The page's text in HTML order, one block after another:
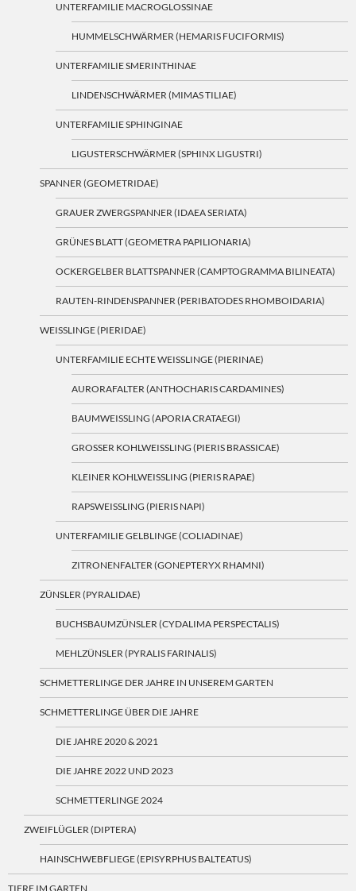
UNTERFAMILIE MACROGLOSSINAE
HUMMELSCHWÄRMER (HEMARIS FUCIFORMIS)
UNTERFAMILIE SMERINTHINAE
LINDENSCHWÄRMER (MIMAS TILIAE)
UNTERFAMILIE SPHINGINAE
LIGUSTERSCHWÄRMER (SPHINX LIGUSTRI)
SPANNER (GEOMETRIDAE)
GRAUER ZWERGSPANNER (IDAEA SERIATA)
GRÜNES BLATT (GEOMETRA PAPILIONARIA)
OCKERGELBER BLATTSPANNER (CAMPTOGRAMMA BILINEATA)
RAUTEN-RINDENSPANNER (PERIBATODES RHOMBOIDARIA)
WEISSLINGE (PIERIDAE)
UNTERFAMILIE ECHTE WEISSLINGE (PIERINAE)
AURORAFALTER (ANTHOCHARIS CARDAMINES)
BAUMWEISSLING (APORIA CRATAEGI)
GROSSER KOHLWEISSLING (PIERIS BRASSICAE)
KLEINER KOHLWEISSLING (PIERIS RAPAE)
RAPSWEISSLING (PIERIS NAPI)
UNTERFAMILIE GELBLINGE (COLIADINAE)
ZITRONENFALTER (GONEPTERYX RHAMNI)
ZÜNSLER (PYRALIDAE)
BUCHSBAUMZÜNSLER (CYDALIMA PERSPECTALIS)
MEHLZÜNSLER (PYRALIS FARINALIS)
SCHMETTERLINGE DER JAHRE IN UNSEREM GARTEN
SCHMETTERLINGE ÜBER DIE JAHRE
DIE JAHRE 2020 & 2021
DIE JAHRE 2022 UND 2023
SCHMETTERLINGE 2024
ZWEIFLÜGLER (DIPTERA)
HAINSCHWEBFLIEGE (EPISYRPHUS BALTEATUS)
TIERE IM GARTEN